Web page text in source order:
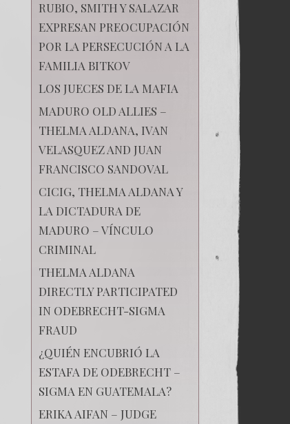
(Русский)
Поцелуй
Родины
RUBIO, SMITH Y SALAZAR
EXPRESAN PREOCUPACIÓN
POR LA PERSECUCIÓN A LA
FAMILIA BITKOV
LOS JUECES DE LA MAFIA
MADURO OLD ALLIES –
THELMA ALDANA, IVAN
VELASQUEZ AND JUAN
FRANCISCO SANDOVAL
CICIG, THELMA ALDANA Y
LA DICTADURA DE
MADURO – VÍNCULO
CRIMINAL
THELMA ALDANA
DIRECTLY PARTICIPATED
IN ODEBRECHT-SIGMA
FRAUD
¿QUIÉN ENCUBRIÓ LA
ESTAFA DE ODEBRECHT –
SIGMA EN GUATEMALA?
ERIKA AIFAN – JUDGE